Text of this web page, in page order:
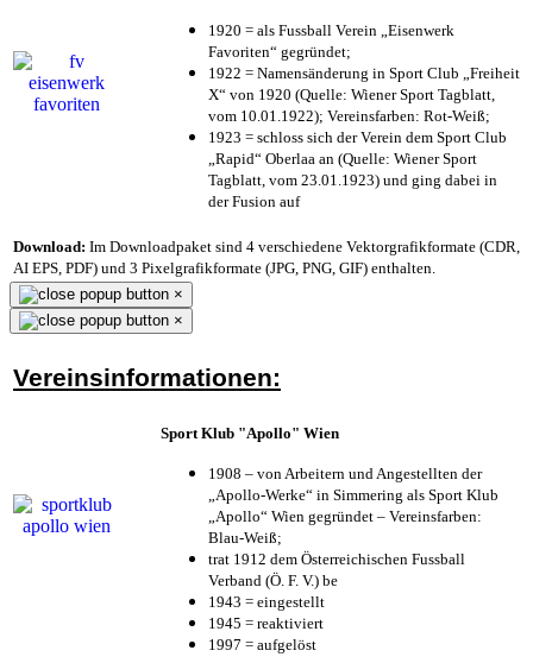
1920 = als Fussball Verein „Eisenwerk
Favoriten“ gegründet;
1922 = Namensänderung in Sport Club „Freiheit
X“ von 1920 (Quelle: Wiener Sport Tagblatt,
vom 10.01.1922); Vereinsfarben: Rot-Weiß;
1923 = schloss sich der Verein dem Sport Club
„Rapid“ Oberlaa an (Quelle: Wiener Sport
Tagblatt, vom 23.01.1923) und ging dabei in
der Fusion auf
Download: Im Downloadpaket sind 4 verschiedene Vektorgrafikformate (CDR,
AI EPS, PDF) und 3 Pixelgrafikformate (JPG, PNG, GIF) enthalten.
×
×
Vereinsinformationen:
Sport Klub "Apollo" Wien
1908 – von Arbeitern und Angestellten der
„Apollo-Werke“ in Simmering als Sport Klub
„Apollo“ Wien gegründet – Vereinsfarben:
Blau-Weiß;
trat 1912 dem Österreichischen Fussball
Verband (Ö. F. V.) be
1943 = eingestellt
1945 = reaktiviert
1997 = aufgelöst